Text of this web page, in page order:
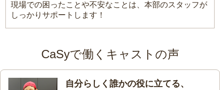
現場での困ったことや不安なことは、本部のスタッフが
しっかりサポートします！
CaSyで働くキャストの声
自分らしく誰かの役に立てる、